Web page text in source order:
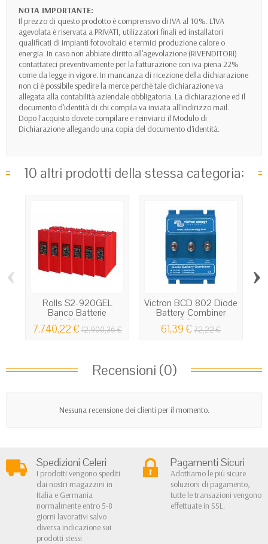
NOTA IMPORTANTE:
Il prezzo di questo prodotto è comprensivo di IVA al 10%. L'IVA
agevolata è riservata a PRIVATI, utilizzatori finali ed installatori
qualificati di impianti fotovoltaici e termici produzione calore o
energia. In caso non abbiate diritto all'agevolazione (RIVENDITORI)
contattateci preventivamente per la fatturazione con iva piena 22%
come da legge in vigore. In mancanza di ricezione della dichiarazione
non ci è possibile spedire la merce perchè tale dichiarazione va
allegata alla contabilità aziendale obbligatoria. La dichiarazione ed il
documento d'identità di chi compila va inviata all'indirizzo mail.
Dopo l'acquisto dovete compilare e reinviarci il Modulo di
Dichiarazione allegando una copia del documento d'identità.
10 altri prodotti della stessa categoria:
Rolls S2-920GEL
Banco Batterie
30.89kWh...
7.740,22 €12.900,36 €
Victron BCD 802 Diode
Battery Combiner
80A...
61,39 €72,22 €
‹ ›
Recensioni (0)
Nessuna recensione dei clienti per il momento.
Spedizioni Celeri
I prodotti vengono spediti
dai nostri magazzini in
Italia e Germania
normalmente entro 5-8
giorni lavorativi salvo
diversa indicazione sui
prodotti stessi
Pagamenti Sicuri
Adottiamo le più sicure
soluzioni di pagamento,
tutte le transazioni vengono
effettuate in SSL.